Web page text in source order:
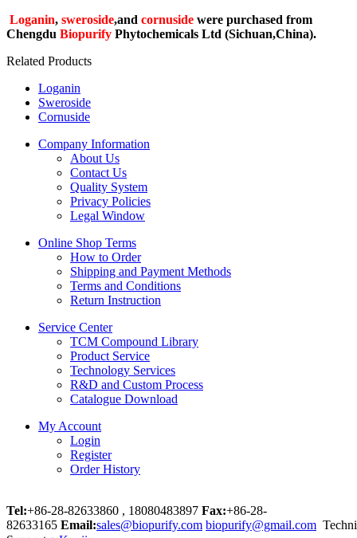
Loganin, sweroside,and cornuside were purchased from
Chengdu Biopurify Phytochemicals Ltd (Sichuan,China).
Related Products
Loganin
Sweroside
Cornuside
Company Information
About Us
Contact Us
Quality System
Privacy Policies
Legal Window
Online Shop Terms
How to Order
Shipping and Payment Methods
Terms and Conditions
Return Instruction
Service Center
TCM Compound Library
Product Service
Technology Services
R&D and Custom Process
Catalogue Download
My Account
Login
Register
Order History
Tel:+86-28-82633860 , 18080483897 Fax:+86-28-
82633165 Email:sales@biopurify.com biopurify@gmail.com